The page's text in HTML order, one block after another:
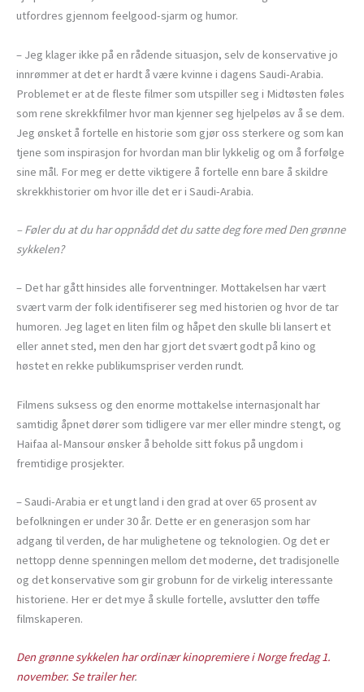
utfordres gjennom feelgood-sjarm og humor.
– Jeg klager ikke på en rådende situasjon, selv de konservative jo
innrømmer at det er hardt å være kvinne i dagens Saudi-Arabia.
Problemet er at de fleste filmer som utspiller seg i Midtøsten føles
som rene skrekkfilmer hvor man kjenner seg hjelpeløs av å se dem.
Jeg ønsket å fortelle en historie som gjør oss sterkere og som kan
tjene som inspirasjon for hvordan man blir lykkelig og om å forfølge
sine mål. For meg er dette viktigere å fortelle enn bare å skildre
skrekkhistorier om hvor ille det er i Saudi-Arabia.
– Føler du at du har oppnådd det du satte deg fore med Den grønne
sykkelen?
– Det har gått hinsides alle forventninger. Mottakelsen har vært
svært varm der folk identifiserer seg med historien og hvor de tar
humoren. Jeg laget en liten film og håpet den skulle bli lansert et
eller annet sted, men den har gjort det svært godt på kino og
høstet en rekke publikumspriser verden rundt.
Filmens suksess og den enorme mottakelse internasjonalt har
samtidig åpnet dører som tidligere var mer eller mindre stengt, og
Haifaa al-Mansour ønsker å beholde sitt fokus på ungdom i
fremtidige prosjekter.
– Saudi-Arabia er et ungt land i den grad at over 65 prosent av
befolkningen er under 30 år. Dette er en generasjon som har
adgang til verden, de har mulighetene og teknologien. Og det er
nettopp denne spenningen mellom det moderne, det tradisjonelle
og det konservative som gir grobunn for de virkelig interessante
historiene. Her er det mye å skulle fortelle, avslutter den tøffe
filmskaperen.
Den grønne sykkelen har ordinær kinopremiere i Norge fredag 1.
november. Se trailer her.